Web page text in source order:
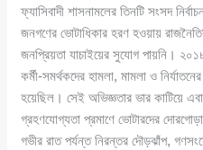
ফ্যাসিবাদী শাসনামলের তিনটি সংসদ
জনগণের ভোটাধিকার হরণ হওয়ায়
জনপ্রিয়তা যাচাইয়ের সুযোগ পায়নি। ২০১৮
কর্মী-সমর্থকদের হামলা, মামলা ও
হয়েছিল। সেই অভিজ্ঞতার ভার কাটিয়ে
গ্রহণযোগ্যতা প্রমাণে ভোটারদের
গভীর রাত পর্যন্ত নিরন্তর দৌড়ঝাঁপ,